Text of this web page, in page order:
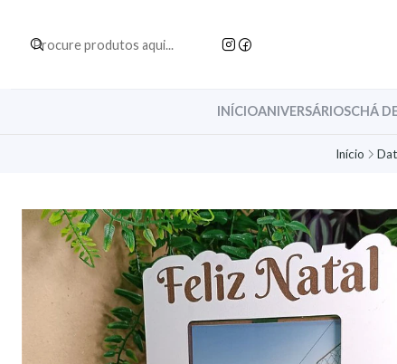
INÍCIOANIVERSÁRIOSCHÁ
Início